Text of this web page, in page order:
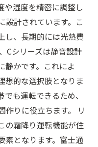
や湿度を精密に調整し
設計されています。こ
し、長期的には光熱費
Cシリーズは静音設計
静かです。これによ
想的な選択肢となりま
も運転できるため、
作りに役立ちます。 リ
の霜降り運転機能が住
素となります。富士通